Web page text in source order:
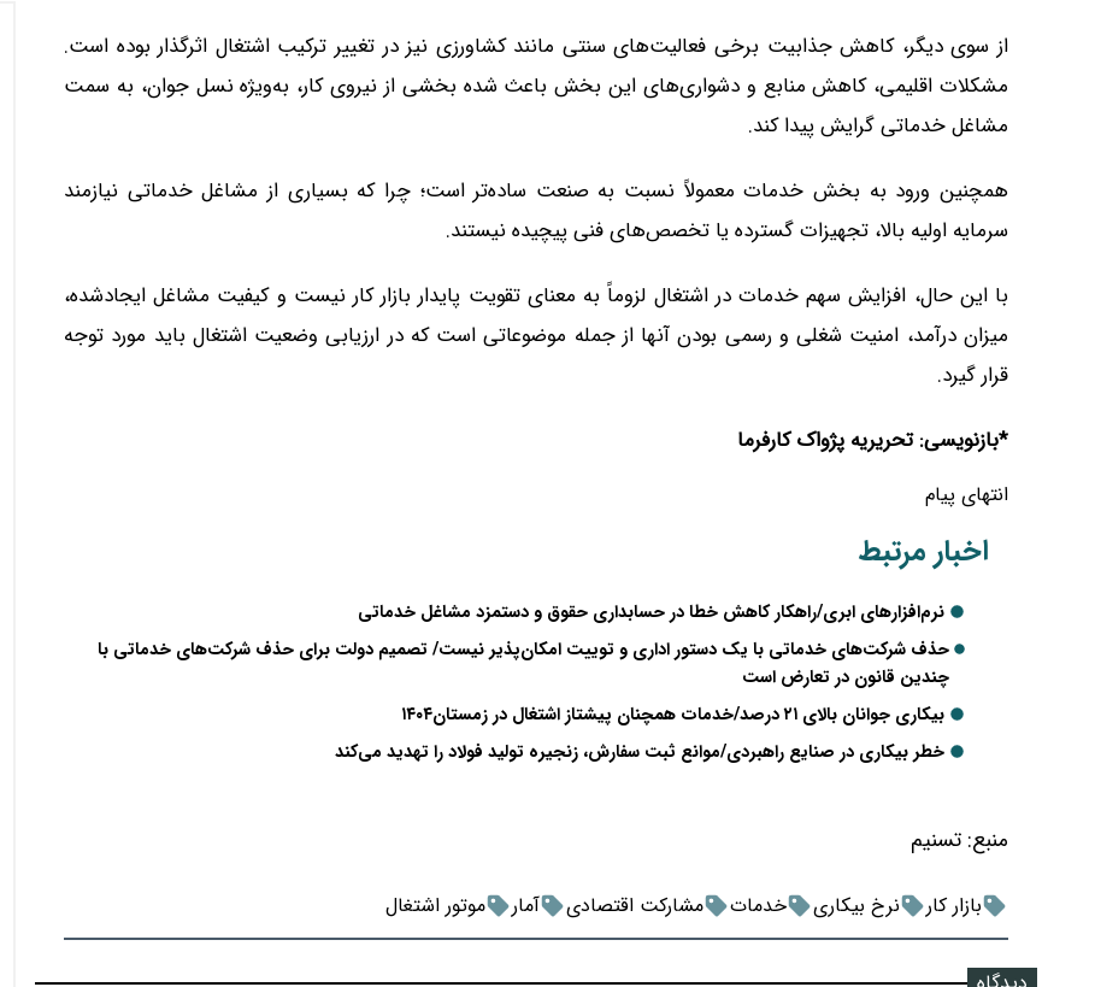
از سوی دیگر، کاهش جذابیت برخی فعالیت‌های سنتی مانند کشاورزی نیز در تغییر ترکیب اشتغال اثرگذار بوده است.
مشکلات اقلیمی، کاهش منابع و دشواری‌های این بخش باعث شده بخشی از نیروی کار، به‌ویژه نسل جوان، به سمت
مشاغل خدماتی گرایش پیدا کند.
همچنین ورود به بخش خدمات معمولاً نسبت به صنعت ساده‌تر است؛ چرا که بسیاری از مشاغل خدماتی نیازمند
سرمایه اولیه بالا، تجهیزات گسترده یا تخصص‌های فنی پیچیده نیستند.
با این حال، افزایش سهم خدمات در اشتغال لزوماً به معنای تقویت پایدار بازار کار نیست و کیفیت مشاغل ایجادشده،
میزان درآمد، امنیت شغلی و رسمی بودن آنها از جمله موضوعاتی است که در ارزیابی وضعیت اشتغال باید مورد توجه
قرار گیرد.
*بازنویسی: تحریریه پژواک کارفرما
انتهای پیام
اخبار مرتبط
نرم‌افزارهای ابری/راهکار کاهش خطا در حسابداری حقوق و دستمزد مشاغل خدماتی
حذف شرکت‌های خدماتی با یک دستور اداری و توییت امکان‌پذیر نیست/ تصمیم دولت برای حذف شرکت‌های خدماتی با
چندین قانون در تعارض است
بیکاری جوانان بالای ۲۱ درصد/خدمات همچنان پیشتاز اشتغال در زمستان۱۴۰۴
خطر بیکاری در صنایع راهبردی/موانع ثبت سفارش، زنجیره تولید فولاد را تهدید می‌کند
منبع: تسنیم
بازار کار نرخ بیکاری خدمات مشارکت اقتصادی آمار موتور اشتغال